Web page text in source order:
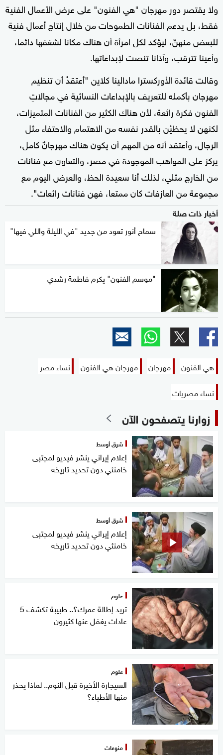
ولا يقتصر دور مهرجان "هي الفنون" على عرض الأعمال الفنية
فقط، بل يدعم الفنانات الطموحات من خلال إنتاج أعمال فنية
للبعض منهنّ، ليؤكد لكل امرأة أن هناك مكانا لشغفها دائما،
وأعينا تترقب، وآذانا تنصت لإبداعاتها.
وقالت قائدة الأوركسترا مادالينا كلاين "أعتقدُ أن تنظيم
مهرجان بأكمله للتعريف بالإبداعات النسائية في مجالاتِ
الفنون فكرة رائعة، لأن هناك الكثير من الفنانات المتميزات،
لكنهن لا يحظيْن بالقدر نفسه من الاهتمام والاحتفاء مثل
الرجال، وأعتقد أنه من المهم أن يكونَ هناك مهرجانٌ كامل،
يركز على المواهب الموجودة في مصر، والتعاون مع فنانات
من الخارج مثلي، لذلك أنا سعيدة الحظ، والعرض اليوم مع
مجموعة من العازفات كان ممتعا، فهن فنانات رائعات".
أخبار ذات صلة
سماح أنور تعود من جديد "في الليلة واللي فيها"
"موسم الفنون" يكرم فاطمة رشدي
هي الفنون مهرجان مهرجان هي الفنون
نساء مصر
نساء مصريات
زوارنا يتصفحون الآن
شرق أوسط
إعلام إيراني ينشر فيديو لمجتبى
خامنئي دون تحديد تاريخه
شرق أوسط
إعلام إيراني ينشر فيديو لمجتبى
خامنئي دون تحديد تاريخه
علوم
تريد إطالة عمرك؟.. طبيبة تكشف 5
عادات يغفل عنها كثيرون
علوم
السيجارة الأخيرة قبل النوم.. لماذا يحذر
منها الأطباء؟
منوعات